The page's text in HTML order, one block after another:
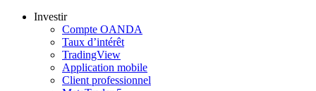
Investir
Compte OANDA
Taux d’intérêt
TradingView
Application mobile
Client professionnel